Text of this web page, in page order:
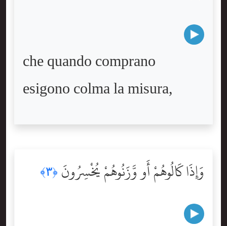
che quando comprano
esigono colma la misura,
وَإِذَا كَالُوهُمْ أَو وَّزَنُوهُمْ يُخْسِرُونَ ﴿٣﴾